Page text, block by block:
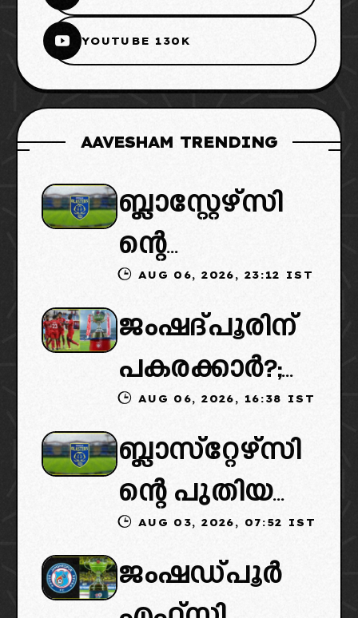
YOUTUBE 130K
AAVESHAM TRENDING
ബ്ലാസ്റ്റേഴ്സി
ന്റെ
കൈമാറ്റത്തി
ൽ ട്വിസ്റ്റ്:
പുതിയ
ഉടമകളെത്താ
ൻ വൈകും,
കോടതിയുടെ
നീക്കവും
നിർണായകം
AUG 06, 2026, 23:12 IST
ജംഷദ്പൂരിന്
പകരക്കാർ?;
ഐഎസ്എല്ലി
ൽ പുതിയ
ടീമിനെ
ഉൾപ്പെടുത്താ
ൻ
AUG 06, 2026, 16:38 IST
ബ്ലാസ്‌റ്റേഴ്‌സി
ന്റെ പുതിയ
ഉടമകളിൽ
മലബാറിൽ
AUG 03, 2026, 07:52 IST
ജംഷഡ്പൂർ